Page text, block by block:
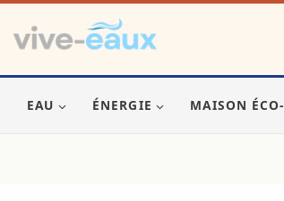
EAU ÉNERGIE MAISON